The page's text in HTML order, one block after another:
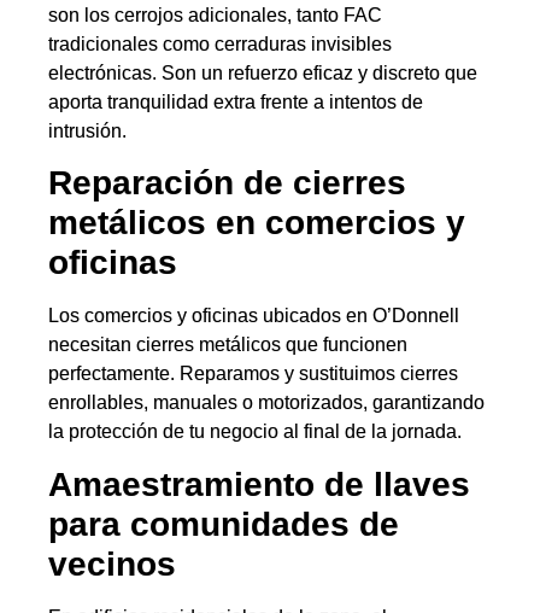
son los cerrojos adicionales, tanto FAC
tradicionales como cerraduras invisibles
electrónicas. Son un refuerzo eficaz y discreto que
aporta tranquilidad extra frente a intentos de
intrusión.
Reparación de cierres
metálicos en comercios y
oficinas
Los comercios y oficinas ubicados en O’Donnell
necesitan cierres metálicos que funcionen
perfectamente. Reparamos y sustituimos cierres
enrollables, manuales o motorizados, garantizando
la protección de tu negocio al final de la jornada.
Amaestramiento de llaves
para comunidades de
vecinos